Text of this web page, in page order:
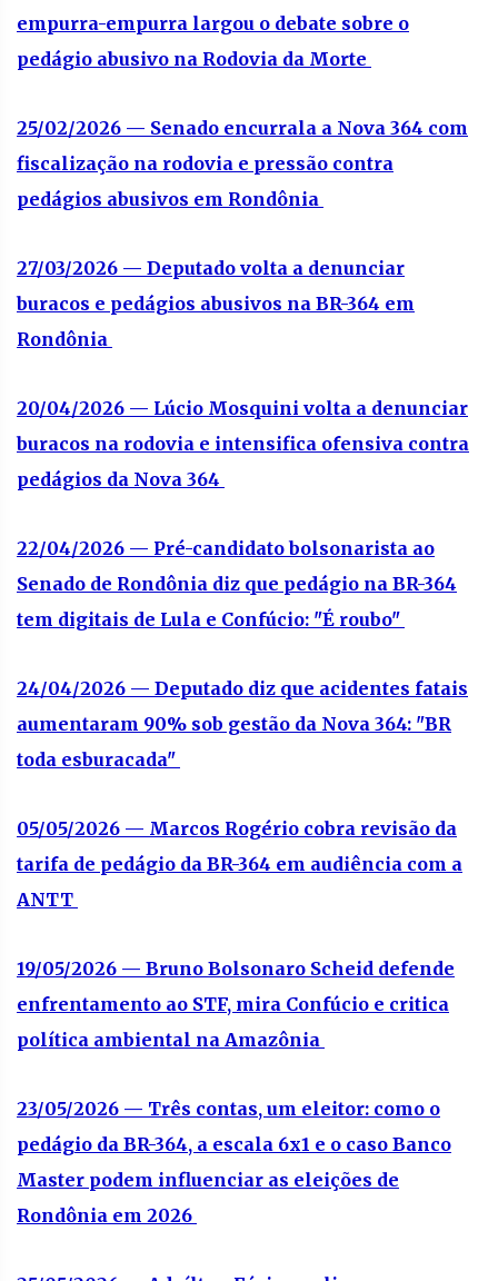
empurra-empurra largou o debate sobre o
pedágio abusivo na Rodovia da Morte
25/02/2026 — Senado encurrala a Nova 364 com
fiscalização na rodovia e pressão contra
pedágios abusivos em Rondônia
27/03/2026 — Deputado volta a denunciar
buracos e pedágios abusivos na BR-364 em
Rondônia
20/04/2026 — Lúcio Mosquini volta a denunciar
buracos na rodovia e intensifica ofensiva contra
pedágios da Nova 364
22/04/2026 — Pré-candidato bolsonarista ao
Senado de Rondônia diz que pedágio na BR-364
tem digitais de Lula e Confúcio: "É roubo"
24/04/2026 — Deputado diz que acidentes fatais
aumentaram 90% sob gestão da Nova 364: "BR
toda esburacada"
05/05/2026 — Marcos Rogério cobra revisão da
tarifa de pedágio da BR-364 em audiência com a
ANTT
19/05/2026 — Bruno Bolsonaro Scheid defende
enfrentamento ao STF, mira Confúcio e critica
política ambiental na Amazônia
23/05/2026 — Três contas, um eleitor: como o
pedágio da BR-364, a escala 6x1 e o caso Banco
Master podem influenciar as eleições de
Rondônia em 2026